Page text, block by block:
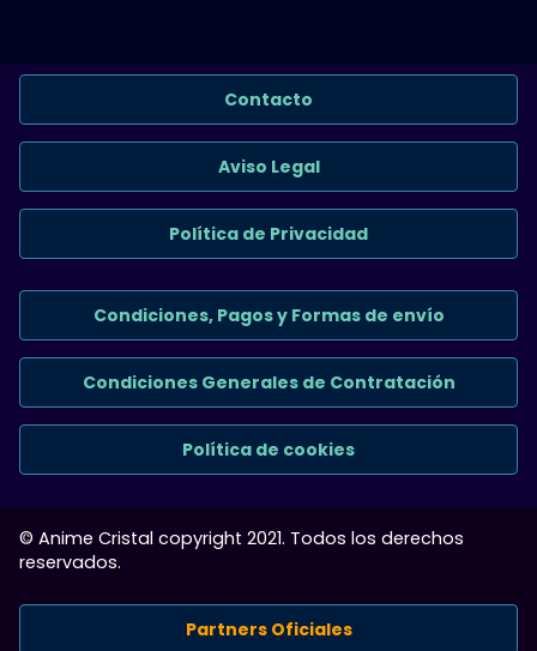
Contacto
Aviso Legal
Política de Privacidad
Condiciones, Pagos y Formas de envío
Condiciones Generales de Contratación
Política de cookies
© Anime Cristal copyright 2021. Todos los derechos
reservados.
Partners Oficiales